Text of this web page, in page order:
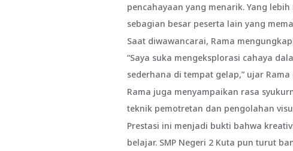
pencahayaan yang menarik. Yang
sebagian besar peserta lain yang
Saat diwawancarai, Rama
“Saya suka mengeksplorasi cahaya
sederhana di tempat gelap,” ujar
Rama juga menyampaikan rasa
teknik pemotretan dan pengolahan
Prestasi ini menjadi bukti bahwa
belajar. SMP Negeri 2 Kuta pun turut